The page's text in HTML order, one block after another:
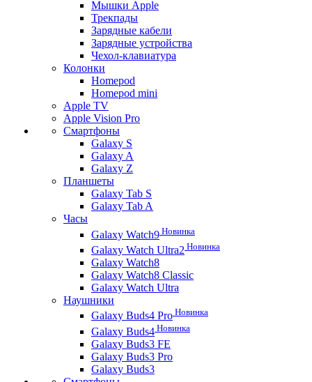
Мышки Apple
Трекпады
Зарядные кабели
Зарядные устройства
Чехол-клавиатура
Колонки
Homepod
Homepod mini
Apple TV
Apple Vision Pro
Смартфоны
Galaxy S
Galaxy A
Galaxy Z
Планшеты
Galaxy Tab S
Galaxy Tab A
Часы
Galaxy Watch9 Новинка
Galaxy Watch Ultra2 Новинка
Galaxy Watch8
Galaxy Watch8 Classic
Galaxy Watch Ultra
Наушники
Galaxy Buds4 Pro Новинка
Galaxy Buds4 Новинка
Galaxy Buds3 FE
Galaxy Buds3 Pro
Galaxy Buds3